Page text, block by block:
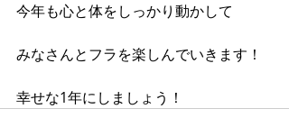
今年も心と体をしっかり動かして
みなさんとフラを楽しんでいきます！
幸せな1年にしましょう！